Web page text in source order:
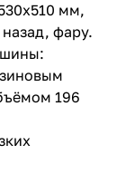
мм,
фару.
196